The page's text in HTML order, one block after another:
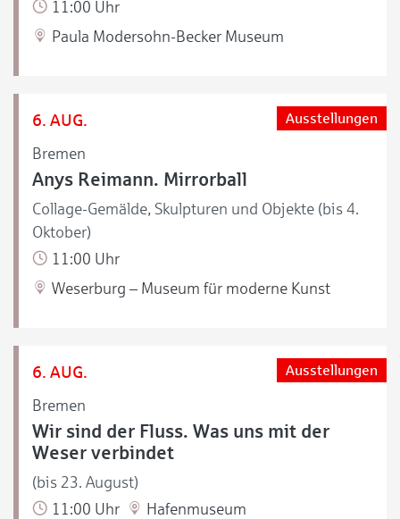
11:00 Uhr
Paula Modersohn-Becker Museum
6. AUG.
Bremen
Ausstellungen
Anys Reimann. Mirrorball
Collage-Gemälde, Skulpturen und Objekte (bis 4.
Oktober)
11:00 Uhr
Weserburg – Museum für moderne Kunst
6. AUG.
Bremen
Ausstellungen
Wir sind der Fluss. Was uns mit der
Weser verbindet
(bis 23. August)
11:00 Uhr
Hafenmuseum